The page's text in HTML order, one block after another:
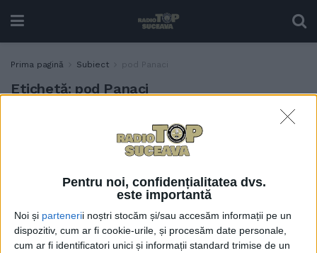
Pentru noi, confidențialitatea dvs.
este importantă
Noi și partenerii noștri stocăm și/sau accesăm informații pe un
dispozitiv, cum ar fi cookie-urile, și procesăm date personale,
cum ar fi identificatori unici și informații standard trimise de un
Prima pagină Subiect pod Panaci
Etichetă: pod Panaci
CJ Suceava pregătește
construcția unui pod nou la
Panaci și reabilitarea altor
Verești
29 MAI, 2026